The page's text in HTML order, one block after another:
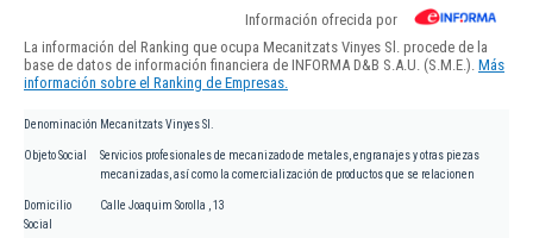
Información ofrecida por
La información del Ranking que ocupa Mecanitzats Vinyes Sl. procede de la
base de datos de información financiera de INFORMA D&B S.A.U. (S.M.E.). Más
información sobre el Ranking de Empresas.
Denominación Mecanitzats Vinyes Sl.
Objeto Social
Servicios profesionales de mecanizado de metales, engranajes y otras piezas
mecanizadas, así como la comercialización de productos que se relacionen
Domicilio
Social
Calle Joaquim Sorolla , 13